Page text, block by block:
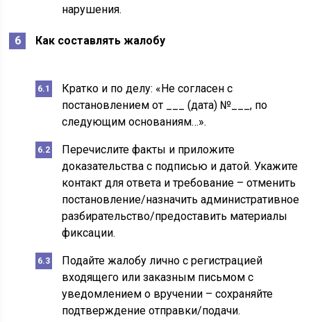
нарушения.
Как составлять жалобу
Кратко и по делу: «Не согласен с
постановлением от ___ (дата) №___, по
следующим основаниям…».
Перечислите факты и приложите
доказательства с подписью и датой. Укажите
контакт для ответа и требование – отменить
постановление/назначить административное
разбирательство/предоставить материалы
фиксации.
Подайте жалобу лично с регистрацией
входящего или заказным письмом с
уведомлением о вручении – сохраняйте
подтверждение отправки/подачи.